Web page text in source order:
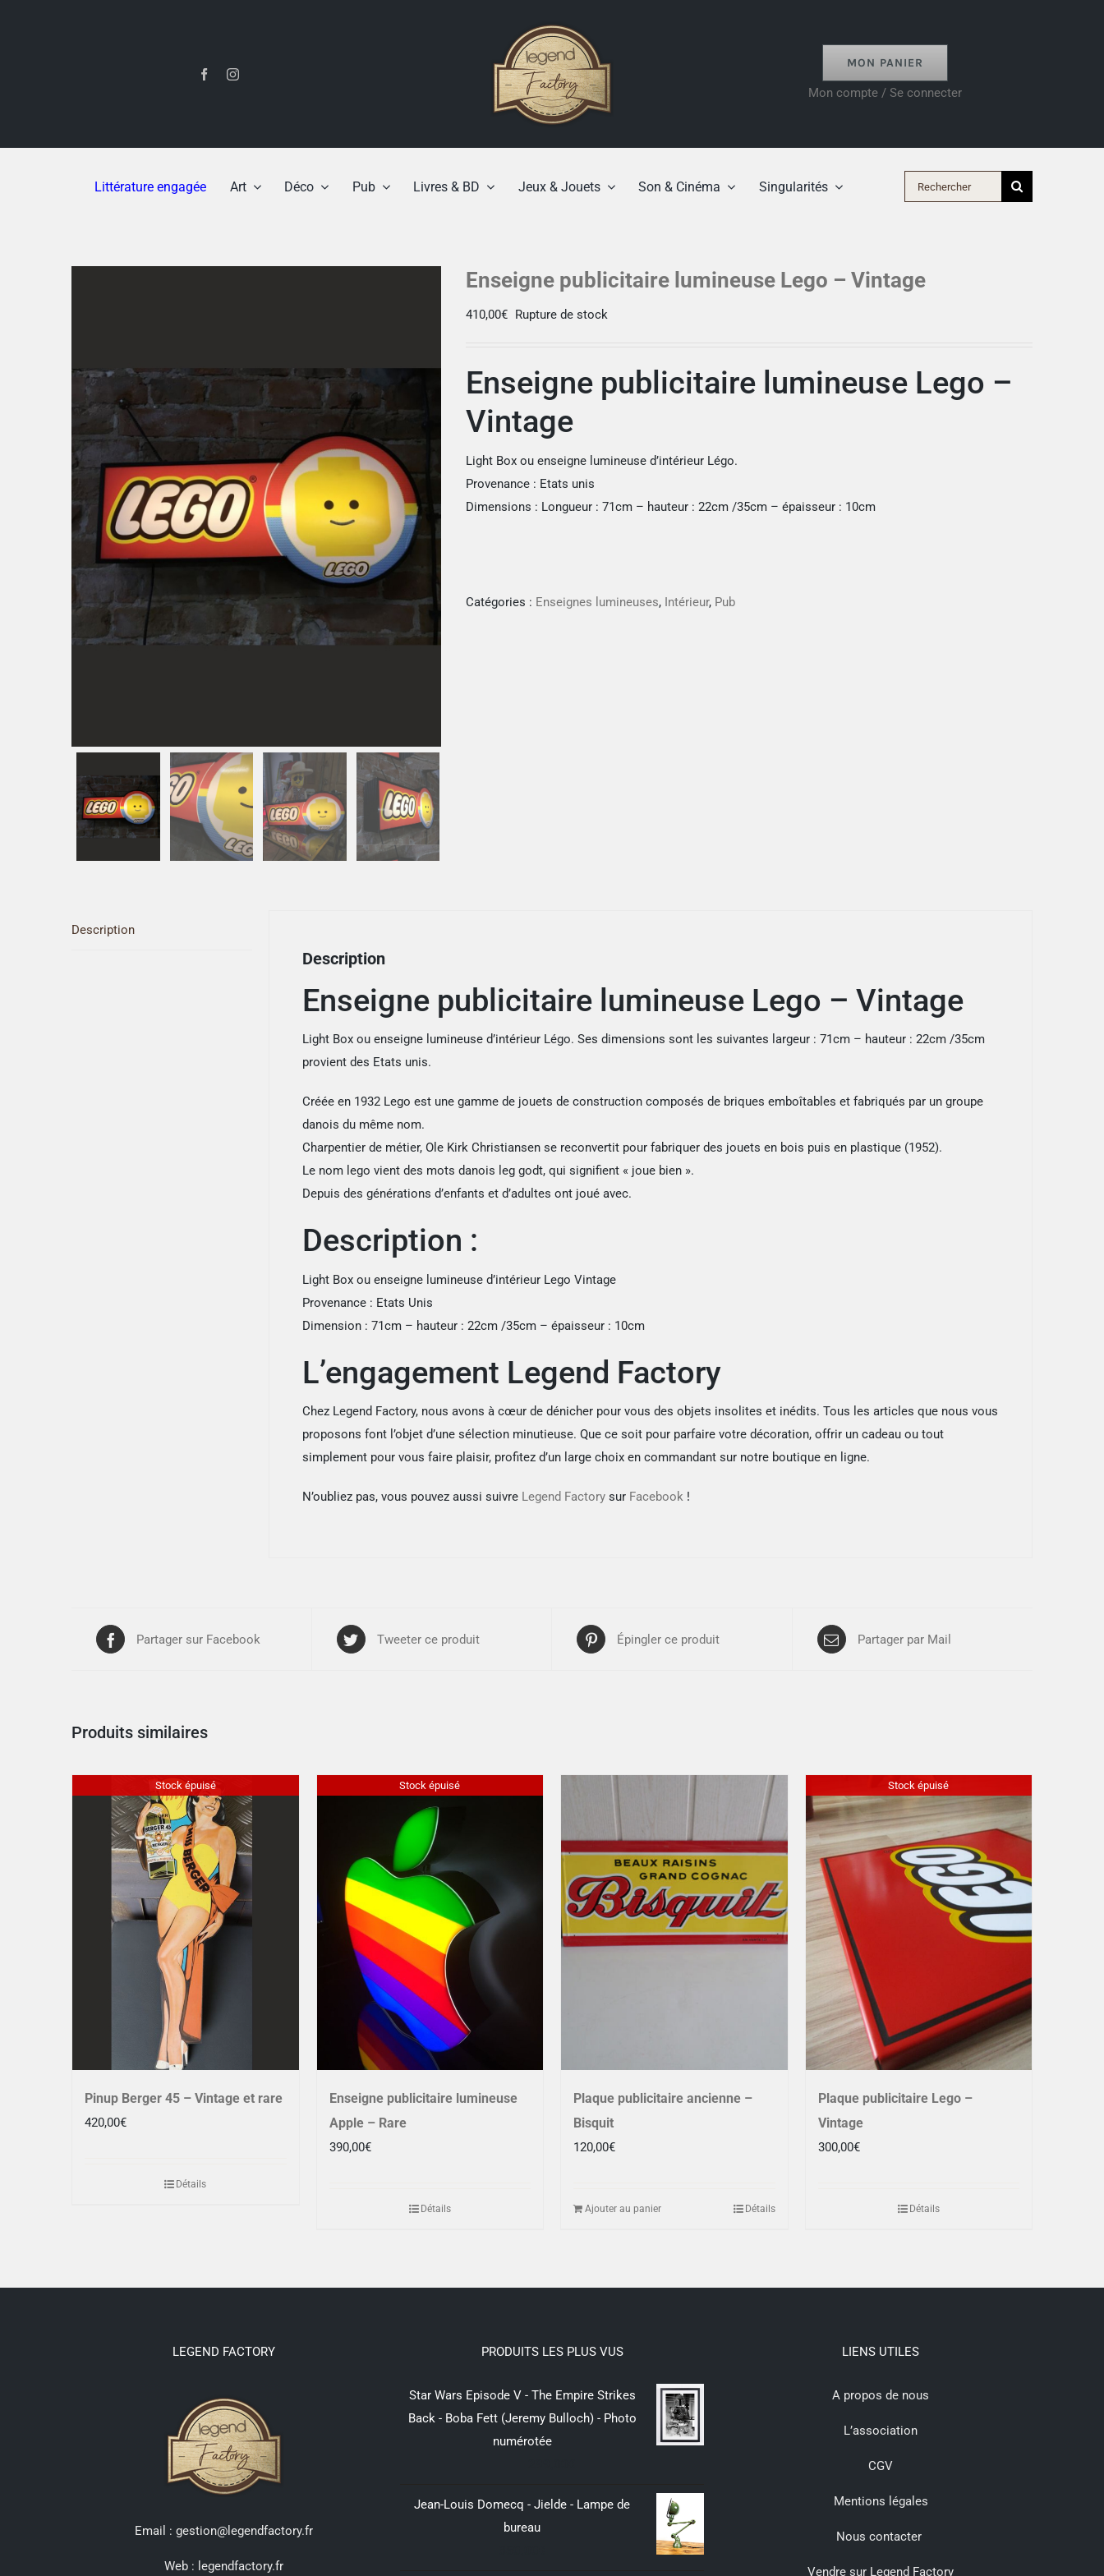
MON PANIER
Mon compte / Se connecter
Littérature engagée Art Déco Pub Livres & BD Jeux & Jouets Son & Cinéma Singularités Rechercher:
Enseigne publicitaire lumineuse Lego – Vintage
410,00€ Rupture de stock
Enseigne publicitaire lumineuse Lego –
Vintage
Light Box ou enseigne lumineuse d’intérieur Légo.
Provenance : Etats unis
Dimensions : Longueur : 71cm – hauteur : 22cm /35cm – épaisseur : 10cm
Catégories : Enseignes lumineuses, Intérieur, Pub
Description
Description
Enseigne publicitaire lumineuse Lego – Vintage
Light Box ou enseigne lumineuse d’intérieur Légo. Ses dimensions sont les suivantes largeur : 71cm – hauteur : 22cm /35cm
provient des Etats unis.
Créée en 1932 Lego est une gamme de jouets de construction composés de briques emboîtables et fabriqués par un groupe
danois du même nom.
Charpentier de métier, Ole Kirk Christiansen se reconvertit pour fabriquer des jouets en bois puis en plastique (1952).
Le nom lego vient des mots danois leg godt, qui signifient « joue bien ».
Depuis des générations d’enfants et d’adultes ont joué avec.
Description :
Light Box ou enseigne lumineuse d’intérieur Lego Vintage
Provenance : Etats Unis
Dimension : 71cm – hauteur : 22cm /35cm – épaisseur : 10cm
L’engagement Legend Factory
Chez Legend Factory, nous avons à cœur de dénicher pour vous des objets insolites et inédits. Tous les articles que nous vous
proposons font l’objet d’une sélection minutieuse. Que ce soit pour parfaire votre décoration, offrir un cadeau ou tout
simplement pour vous faire plaisir, profitez d’un large choix en commandant sur notre boutique en ligne.
N’oubliez pas, vous pouvez aussi suivre Legend Factory sur Facebook !
Partager sur Facebook Tweeter ce produit Épingler ce produit Partager par Mail
Produits similaires
Stock épuisé
Pinup Berger 45 – Vintage et rare
420,00€
Détails
Stock épuisé
Enseigne publicitaire lumineuse
Apple – Rare
390,00€
Détails
Plaque publicitaire ancienne –
Bisquit
120,00€
Ajouter au panier Détails
Stock épuisé
Plaque publicitaire Lego –
Vintage
300,00€
Détails
LEGEND FACTORY
Email : gestion@legendfactory.fr
Web : legendfactory.fr
PRODUITS LES PLUS VUS
Star Wars Episode V - The Empire Strikes
Back - Boba Fett (Jeremy Bulloch) - Photo
numérotée
Jean-Louis Domecq - Jielde - Lampe de
bureau
LIENS UTILES
A propos de nous
L’association
CGV
Mentions légales
Nous contacter
Vendre sur Legend Factory